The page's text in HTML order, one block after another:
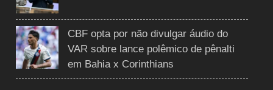
CBF opta por não divulgar áudio do
VAR sobre lance polêmico de pênalti
em Bahia x Corinthians